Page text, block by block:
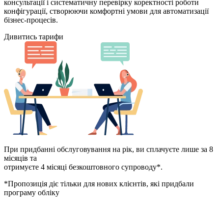
консультації і систематичну перевірку коректності роботи
конфігурації, створюючи комфортні умови для автоматизації
бізнес-процесів.
Дивитись тарифи
При придбанні обслуговування на рік, ви сплачуєте лише за 8
місяців та
отримуєте 4 місяці безкоштовного супроводу*.
*Пропозиція діє тільки для нових клієнтів, які придбали
програму обліку